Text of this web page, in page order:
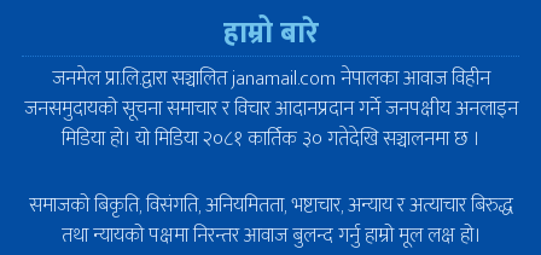
हाम्रो बारे
जनमेल प्रा.लि.द्वारा सञ्चालित janamail.com नेपालका आवाज विहीन
जनसमुदायको सूचना समाचार र विचार आदानप्रदान गर्ने जनपक्षीय अनलाइन
मिडिया हो। यो मिडिया २०८१ कार्तिक ३० गतेदेखि सञ्चालनमा छ ।
समाजको बिकृति, विसंगति, अनियमितता, भष्टाचार, अन्याय र अत्याचार बिरुद्ध
तथा न्यायको पक्षमा निरन्तर आवाज बुलन्द गर्नु हाम्रो मूल लक्ष हो।